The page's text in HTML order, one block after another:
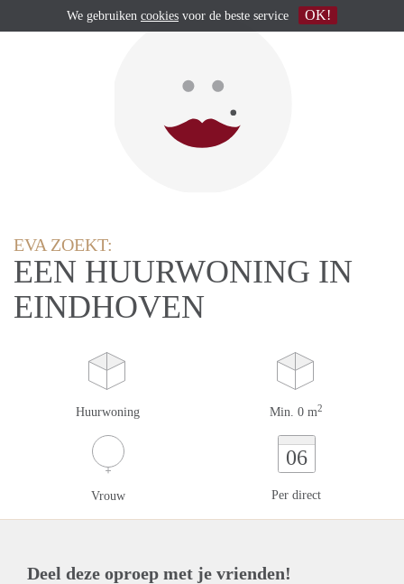
EVA ZOEKT:
EEN HUURWONING IN
EINDHOVEN
Huurwoning Min. 0 m2
Vrouw
06
Per direct
Deel deze oproep met je vrienden!
We gebruiken cookies voor de beste service OK!